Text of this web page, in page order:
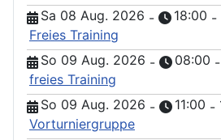
Sa 08 Aug. 2026 - 18:00 -
Freies Training
So 09 Aug. 2026 - 08:00 -
freies Training
So 09 Aug. 2026 - 11:00 -
Vorturniergruppe